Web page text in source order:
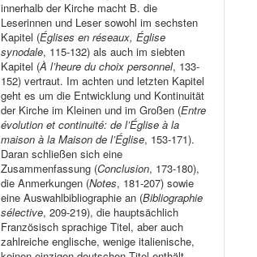
innerhalb der Kirche macht B. die
Leserinnen und Leser sowohl im sechsten
Kapitel (Églises en réseaux, Église
synodale, 115-132) als auch im siebten
Kapitel (À l’heure du choix personnel, 133-
152) vertraut. Im achten und letzten Kapitel
geht es um die Entwicklung und Kontinuität
der Kirche im Kleinen und im Großen (Entre
évolution et continuité: de l’Église à la
maison à la Maison de l’Église, 153-171).
Daran schließen sich eine
Zusammenfassung (Conclusion, 173-180),
die Anmerkungen (Notes, 181-207) sowie
eine Auswahlbibliographie an (Bibliographie
sélective, 209-219), die hauptsächlich
Französisch sprachige Titel, aber auch
zahlreiche englische, wenige italienische,